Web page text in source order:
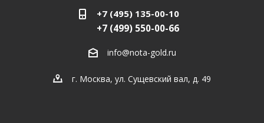
+7 (495) 135-00-10
+7 (499) 550-00-66
info@nota-gold.ru
г. Москва, ул. Сущевский вал, д. 49